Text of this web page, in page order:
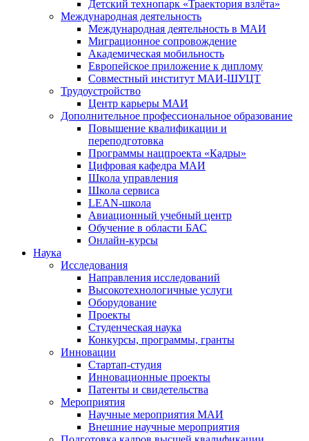
Детский технопарк «Траектория взлёта»
Международная деятельность
Международная деятельность в МАИ
Миграционное сопровождение
Академическая мобильность
Европейское приложение к диплому
Совместный институт МАИ-ШУЦТ
Трудоустройство
Центр карьеры МАИ
Дополнительное профессиональное образование
Повышение квалификации и
переподготовка
Программы нацпроекта «Кадры»
Цифровая кафедра МАИ
Школа управления
Школа сервиса
LEAN-школа
Авиационный учебный центр
Обучение в области БАС
Онлайн-курсы
Наука
Исследования
Направления исследований
Высокотехнологичные услуги
Оборудование
Проекты
Студенческая наука
Конкурсы, программы, гранты
Инновации
Стартап-студия
Инновационные проекты
Патенты и свидетельства
Мероприятия
Научные мероприятия МАИ
Внешние научные мероприятия